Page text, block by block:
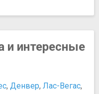
и интересные
, Денвер, Лас-Вегас,